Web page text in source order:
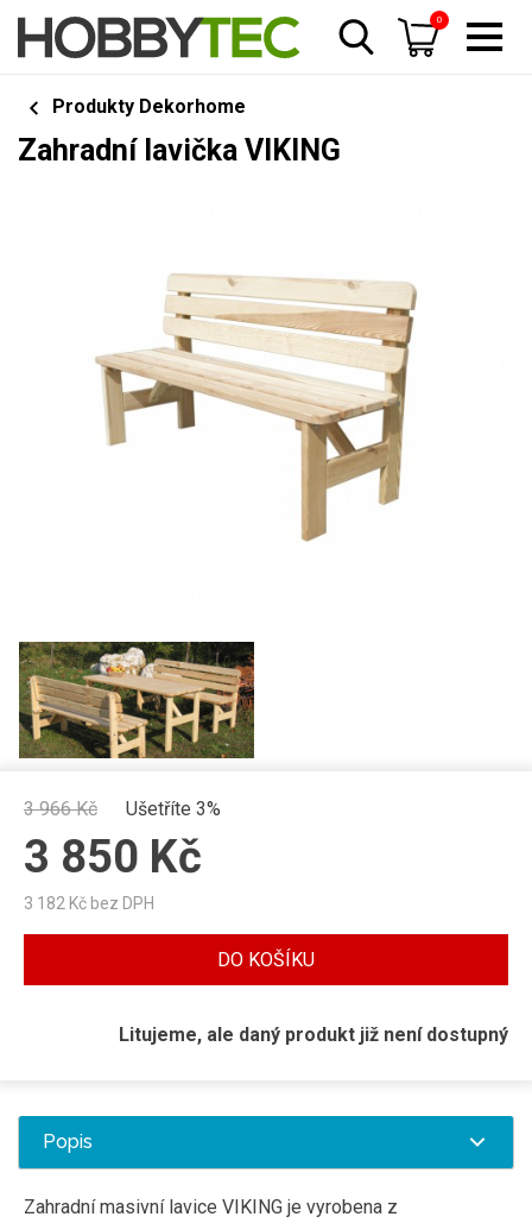
0
Produkty Dekorhome
Zahradní lavička VIKING
3 966Kč Ušetříte 3%
3 850 Kč
3 182 Kč bez DPH
DO KOŠÍKU
Litujeme, ale daný produkt již není dostupný
Popis
Zahradní masivní lavice VIKING je vyrobena z